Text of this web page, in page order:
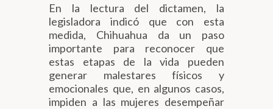
En la lectura del dictamen, la
legisladora indicó que con esta
medida, Chihuahua da un paso
importante para reconocer que
estas etapas de la vida pueden
generar malestares físicos y
emocionales que, en algunos casos,
impiden a las mujeres desempeñar